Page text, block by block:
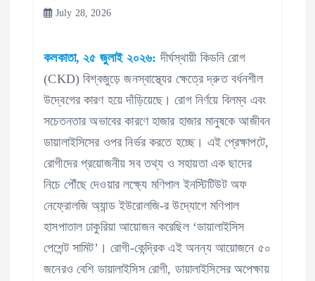
July 28, 2026
কলকাতা, ২৫ জুলাই ২০২৬: দীর্ঘস্থায়ী কিডনি রোগ
(CKD) বিশ্বজুড়ে জনস্বাস্থ্যের ক্ষেত্রে দ্রুত বর্ধনশীল
উদ্বেগের কারণ হয়ে দাঁড়িয়েছে। রোগ নির্ণয়ে বিলম্ব এবং
সচেতনতার অভাবের কারণে হাজার হাজার মানুষকে আজীবন
ডায়ালাইসিসের ওপর নির্ভর করতে হচ্ছে। এই প্রেক্ষাপটে,
রোগীদের প্রয়োজনীয় সব তথ্য ও সহায়তা এক ছাদের
নিচে পৌঁছে দেওয়ার লক্ষ্যে মণিপাল ইনস্টিটিউট অফ
নেফ্রোলজি অ্যান্ড ইউরোলজি-র উদ্যোগে মণিপাল
হাসপাতাল ঢাকুরিয়া আয়োজন করেছিল ‘ডায়ালাইসিস
পেশেন্ট সামিট’। রোগী-কেন্দ্রিক এই অনন্য আয়োজনে ৫০
জনেরও বেশি ডায়ালাইসিস রোগী, ডায়ালাইসিসের অপেক্ষায়